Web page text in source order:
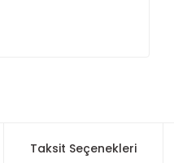
Taksit Seçenekleri